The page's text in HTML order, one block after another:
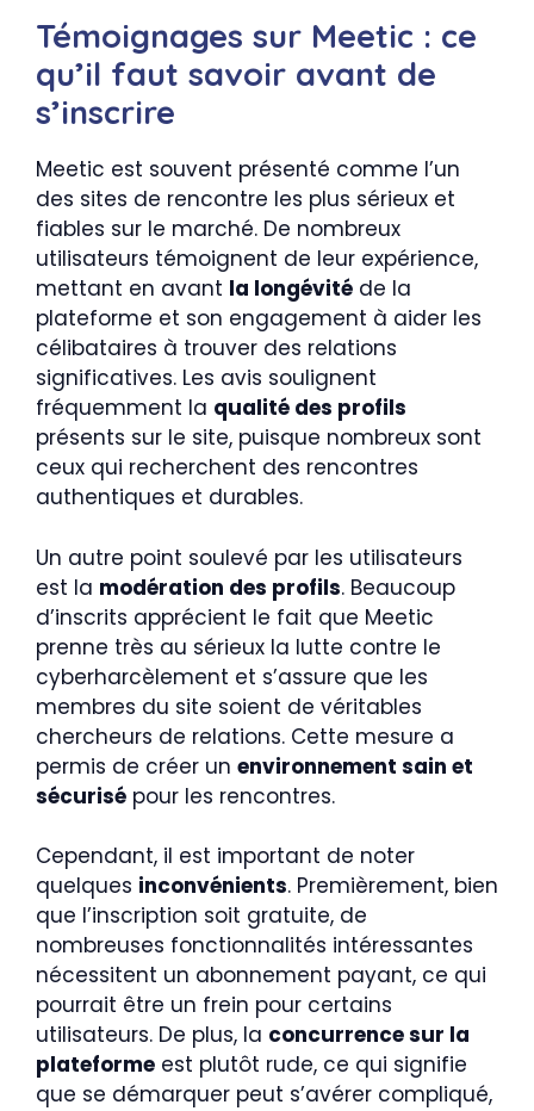
Témoignages sur Meetic : ce
qu’il faut savoir avant de
s’inscrire
Meetic est souvent présenté comme l’un
des sites de rencontre les plus sérieux et
fiables sur le marché. De nombreux
utilisateurs témoignent de leur expérience,
mettant en avant la longévité de la
plateforme et son engagement à aider les
célibataires à trouver des relations
significatives. Les avis soulignent
fréquemment la qualité des profils
présents sur le site, puisque nombreux sont
ceux qui recherchent des rencontres
authentiques et durables.
Un autre point soulevé par les utilisateurs
est la modération des profils. Beaucoup
d’inscrits apprécient le fait que Meetic
prenne très au sérieux la lutte contre le
cyberharcèlement et s’assure que les
membres du site soient de véritables
chercheurs de relations. Cette mesure a
permis de créer un environnement sain et
sécurisé pour les rencontres.
Cependant, il est important de noter
quelques inconvénients. Premièrement, bien
que l’inscription soit gratuite, de
nombreuses fonctionnalités intéressantes
nécessitent un abonnement payant, ce qui
pourrait être un frein pour certains
utilisateurs. De plus, la concurrence sur la
plateforme est plutôt rude, ce qui signifie
que se démarquer peut s’avérer compliqué,